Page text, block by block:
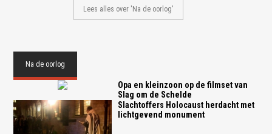
Lees alles over 'Na de oorlog'
Na de oorlog
Opa en kleinzoon op de filmset van
Slag om de Schelde
Slachtoffers Holocaust herdacht met
lichtgevend monument